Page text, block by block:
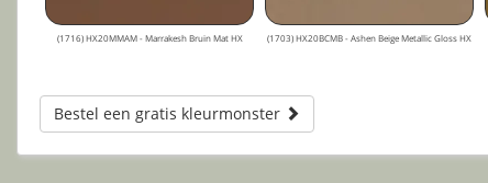
(1716) HX20MMAM - Marrakesh Bruin Mat HX (1703) HX20BCMB - Ashen Beige Metallic Gloss HX
Bestel een gratis kleurmonster